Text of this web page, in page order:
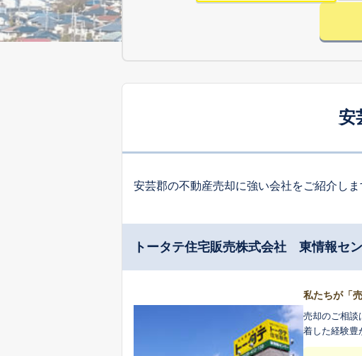
安
安芸郡の不動産売却に強い会社をご紹介し
トータテ住宅販売株式会社 東情報セ
私たちが「
売却のご相談
着した経験豊